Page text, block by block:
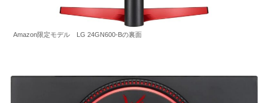
Amazon限定モデル LG 24GN600-Bの裏面